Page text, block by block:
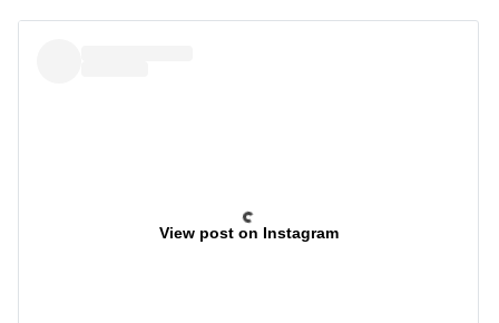
View post on Instagram